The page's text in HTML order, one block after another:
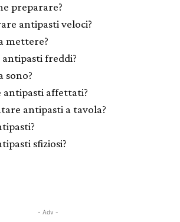
preparare?
antipasti veloci?
mettere?
antipasti freddi?
sono?
antipasti affettati?
antipasti a tavola?
sfiziosi?
- Adv -